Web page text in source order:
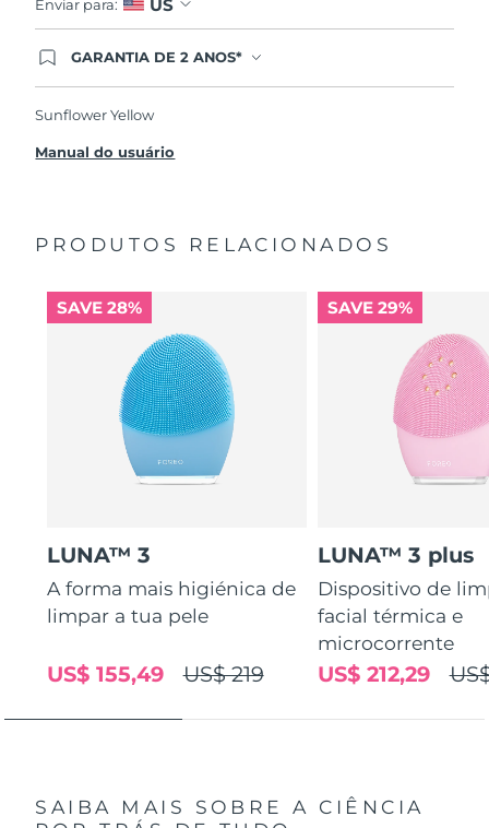
Enviar para: US
GARANTIA DE 2 ANOS*
significa que se você tiver qualquer problema até
produto gratuitamente.*exceto pelo Luna FOFO
Sunflower Yellow
Manual do usuário
PRODUTOS RELACIONADOS
SAVE 28%
LUNA™ 3
A forma mais higiénica de
limpar a tua pele
US$ 219
US$ 155,49
SAVE 29%
LUNA™ 3 plus
Dispositivo de
facial térmica e
microcorrente
US$ 212,29
SAIBA MAIS SOBRE A CIÊNCIA